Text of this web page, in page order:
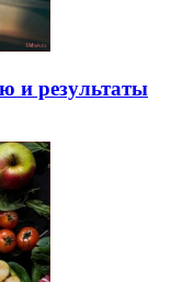
и результаты